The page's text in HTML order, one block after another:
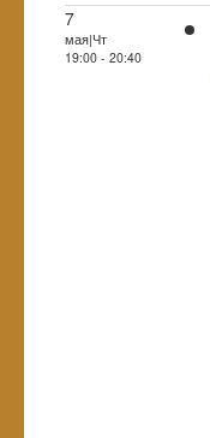
7
мая|Чт
19:00 - 20:40